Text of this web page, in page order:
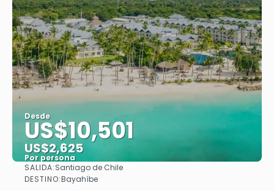
Desde
US$10,501
US$2,625
Por persona
SALIDA:Santiago de Chile
DESTINO:Bayahíbe